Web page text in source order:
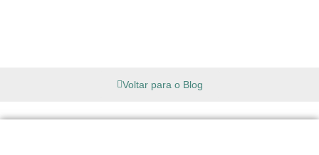
Voltar para o Blog